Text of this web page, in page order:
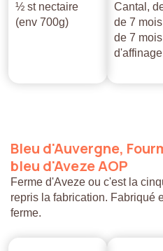
½ st nectaire
(env 700g)
Cantal,
de 7
de 7 mois
Bleu d'Auvergne,
bleu d'AvezeAOP
Ferme d'Aveze ou c'est la
repris la fabrication. Fabriqué
ferme.